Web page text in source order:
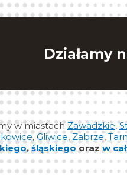
Działamy
w miastach Zawadzkie,
,Gliwice,Zabrze,
,śląskiego orazw